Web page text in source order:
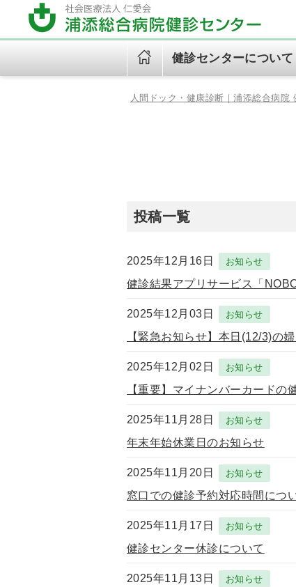
健診センターについて
健診センターについて
個人情報保護方針
健診センタービジョンブッ
(Vision2035)
健診のご案内（健診コース
健診について
人間ドック・健康診断｜浦添総合病院
投稿一覧
2025年12月16日 お知らせ
健診結果アプリサービス「
2025年12月03日 お知らせ
【緊急お知らせ】本日(12/3)の
2025年12月02日 お知らせ
【重要】マイナンバーカードの
2025年11月28日 お知らせ
年末年始休業日のお知らせ
2025年11月20日 お知らせ
窓口での健診予約対応時間につ
2025年11月17日 お知らせ
健診センター休診について
2025年11月13日 お知らせ